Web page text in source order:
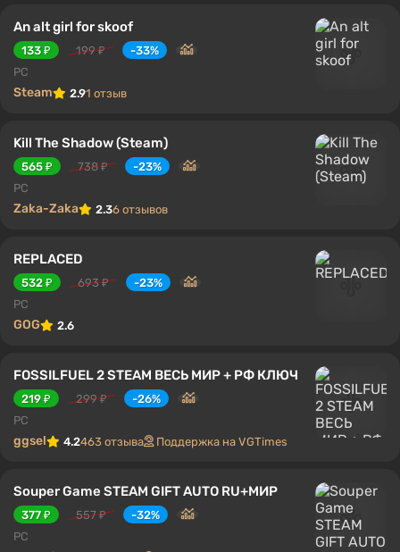
An alt girl for skoof
133 ₽ 199 ₽
-33%
PC
Steam 2.91 отзыв
Kill The Shadow (Steam)
565 ₽ 738 ₽
-23%
PC
Zaka-Zaka 2.36 отзывов
REPLACED
532 ₽ 693 ₽
-23%
PC
GOG 2.6
FOSSILFUEL 2 STEAM ВЕСЬ МИР + РФ КЛЮЧ
219 ₽ 299 ₽
-26%
PC
ggsel 4.2463 отзыва Поддержка на VGTimes
Souper Game STEAM GIFT AUTO RU+МИР
377 ₽ 557 ₽
-32%
PC